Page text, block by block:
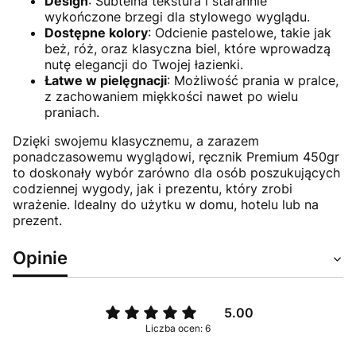
wykończone brzegi dla stylowego wyglądu.
Dostępne kolory: Odcienie pastelowe, takie jak
beż, róż, oraz klasyczna biel, które wprowadzą
nutę elegancji do Twojej łazienki.
Łatwe w pielęgnacji: Możliwość prania w pralce,
z zachowaniem miękkości nawet po wielu
praniach.
Dzięki swojemu klasycznemu, a zarazem
ponadczasowemu wyglądowi, ręcznik Premium 450gr
to doskonały wybór zarówno dla osób poszukujących
codziennej wygody, jak i prezentu, który zrobi
wrażenie. Idealny do użytku w domu, hotelu lub na
prezent.
Opinie
5.00
Liczba ocen: 6